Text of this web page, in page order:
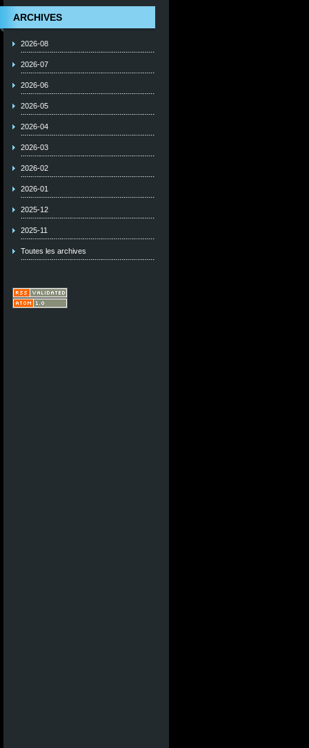
ARCHIVES
2026-08
2026-07
2026-06
2026-05
2026-04
2026-03
2026-02
2026-01
2025-12
2025-11
Toutes les archives